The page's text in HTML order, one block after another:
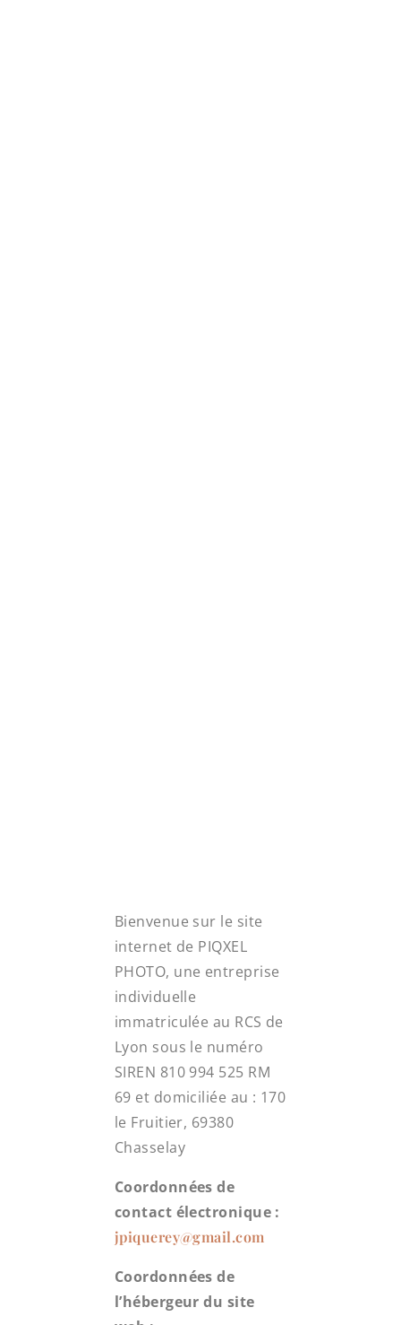
Bienvenue sur le site
internet de PIQXEL
PHOTO, une entreprise
individuelle
immatriculée au RCS de
Lyon sous le numéro
SIREN 810 994 525 RM
69 et domiciliée au : 170
le Fruitier, 69380
Chasselay
Coordonnées de
contact électronique :
jpiquerey@gmail.com
Coordonnées de
l’hébergeur du site